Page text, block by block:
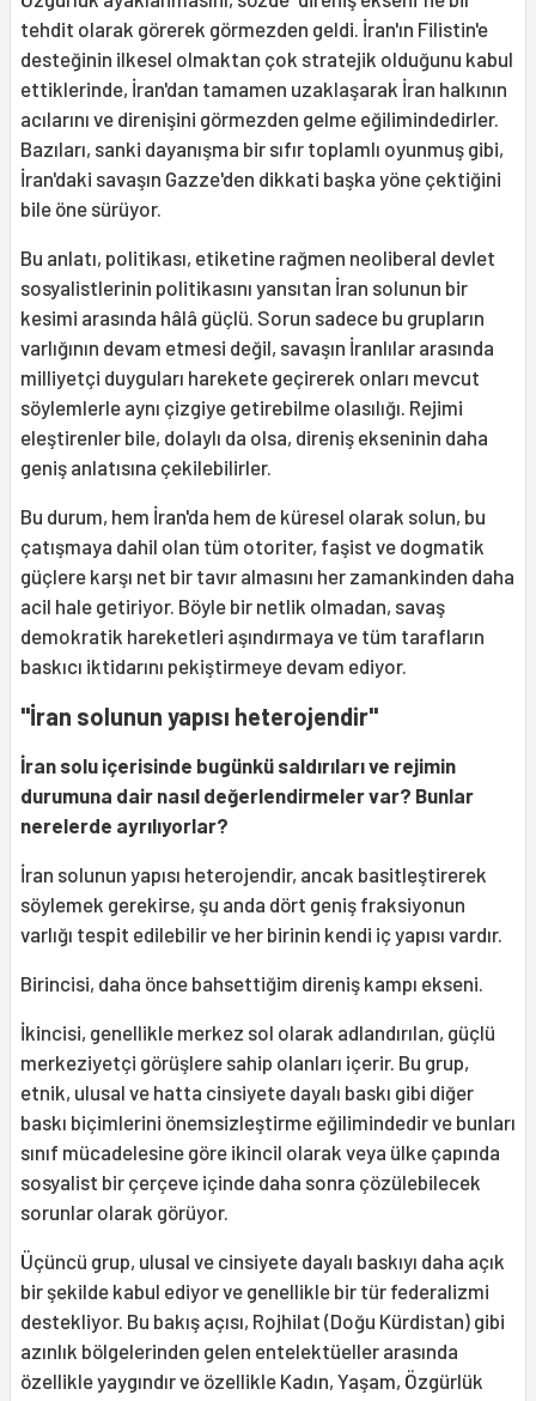
tehdit olarak görerek görmezden geldi. İran'ın Filistin'e
desteğinin ilkesel olmaktan çok stratejik olduğunu kabul
ettiklerinde, İran'dan tamamen uzaklaşarak İran halkının
acılarını ve direnişini görmezden gelme eğilimindedirler.
Bazıları, sanki dayanışma bir sıfır toplamlı oyunmuş gibi,
İran'daki savaşın Gazze'den dikkati başka yöne çektiğini
bile öne sürüyor.
Bu anlatı, politikası, etiketine rağmen neoliberal devlet
sosyalistlerinin politikasını yansıtan İran solunun bir
kesimi arasında hâlâ güçlü. Sorun sadece bu grupların
varlığının devam etmesi değil, savaşın İranlılar arasında
milliyetçi duyguları harekete geçirerek onları mevcut
söylemlerle aynı çizgiye getirebilme olasılığı. Rejimi
eleştirenler bile, dolaylı da olsa, direniş ekseninin daha
geniş anlatısına çekilebilirler.
Bu durum, hem İran'da hem de küresel olarak solun, bu
çatışmaya dahil olan tüm otoriter, faşist ve dogmatik
güçlere karşı net bir tavır almasını her zamankinden daha
acil hale getiriyor. Böyle bir netlik olmadan, savaş
demokratik hareketleri aşındırmaya ve tüm tarafların
baskıcı iktidarını pekiştirmeye devam ediyor.
"İran solunun yapısı heterojendir"
İran solu içerisinde bugünkü saldırıları ve rejimin
durumuna dair nasıl değerlendirmeler var? Bunlar
nerelerde ayrılıyorlar?
İran solunun yapısı heterojendir, ancak basitleştirerek
söylemek gerekirse, şu anda dört geniş fraksiyonun
varlığı tespit edilebilir ve her birinin kendi iç yapısı vardır.
Birincisi, daha önce bahsettiğim direniş kampı ekseni.
İkincisi, genellikle merkez sol olarak adlandırılan, güçlü
merkeziyetçi görüşlere sahip olanları içerir. Bu grup,
etnik, ulusal ve hatta cinsiyete dayalı baskı gibi diğer
baskı biçimlerini önemsizleştirme eğilimindedir ve bunları
sınıf mücadelesine göre ikincil olarak veya ülke çapında
sosyalist bir çerçeve içinde daha sonra çözülebilecek
sorunlar olarak görüyor.
Üçüncü grup, ulusal ve cinsiyete dayalı baskıyı daha açık
bir şekilde kabul ediyor ve genellikle bir tür federalizmi
destekliyor. Bu bakış açısı, Rojhilat (Doğu Kürdistan) gibi
azınlık bölgelerinden gelen entelektüeller arasında
özellikle yaygındır ve özellikle Kadın, Yaşam, Özgürlük